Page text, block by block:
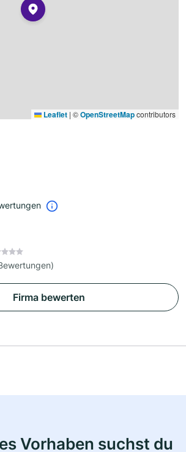
Leaflet | ©OpenStreetMapcontributors
Firma bewerten
Vorhaben suchst du